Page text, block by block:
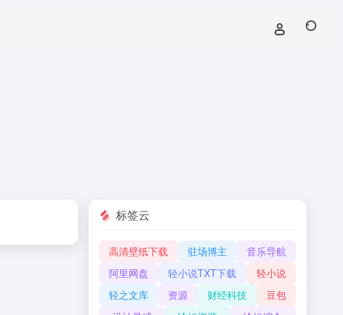
标签云
高清壁纸下载 驻场博主
音乐导航
阿里网盘
轻小说TXT下载
轻小说
轻之文库
资源 财经科技
豆包